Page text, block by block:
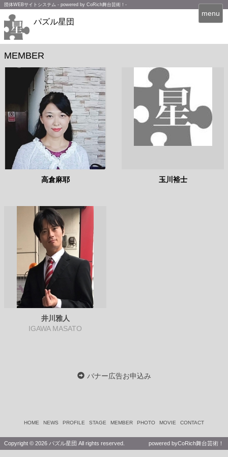
団体WEBサイトシステム - powered by CoRich舞台芸術！-
パズル星団
T
o
g
i
i
menu
MEMBER
高倉麻耶 玉川裕士
井川雅人
IGAWA MASATO
バナー広告お申込み
HOME NEWS PROFILE STAGE MEMBER PHOTO MOVIE CONTACT
Copyright © 2026 パズル星団 All rights reserved. powered byCoRich舞台芸術！